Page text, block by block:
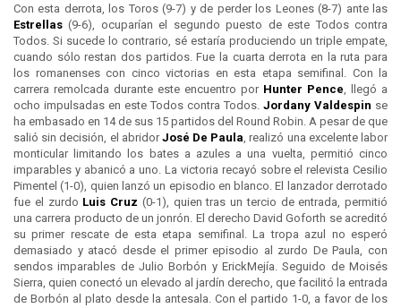
Con esta derrota, los Toros (9-7) y de perder los Leones (8-7) ante las
Estrellas (9-6), ocuparían el segundo puesto de este Todos contra
Todos. Si sucede lo contrario, sé estaría produciendo un triple empate,
cuando sólo restan dos partidos. Fue la cuarta derrota en la ruta para
los romanenses con cinco victorias en esta etapa semifinal. Con la
carrera remolcada durante este encuentro por Hunter Pence , llegó a
ocho impulsadas en este Todos contra Todos. Jordany Valdespin se
ha embasado en 14 de sus 15 partidos del Round Robin. A pesar de que
salió sin decisión, el abridorJosé De Paula , realizó una excelente labor
monticular limitando los bates a azules a una vuelta, permitió cinco
imparables y abanicó a uno. La victoria recayó sobre el relevista Cesilio
Pimentel (1-0), quien lanzó un episodio en blanco. El lanzador derrotado
fue el zurdo Luis Cruz (0-1), quien tras un tercio de entrada, permitió
una carrera producto de un jonrón. El derecho David Goforth se acreditó
su primer rescate de esta etapa semifinal. La tropa azul no esperó
demasiado y atacó desde el primer episodio al zurdo De Paula, con
sendos imparables de Julio Borbón y ErickMejía. Seguido de Moisés
Sierra, quien conectó un elevado al jardín derecho, que facilitó la entrada
de Borbón al plato desde la antesala. Con el partido 1-0, a favor de los